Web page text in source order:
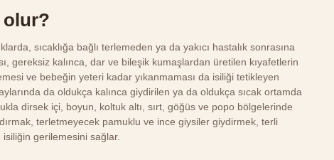
olur?
sıcaklığa bağlı terlemeden ya da yakıcı hastalık sonrasına
gereksiz kalınca, dar ve bileşik kumaşlardan üretilen kıyafetlerin
ve bebeğin yeteri kadar yıkanmaması da isiliği tetikleyen
da oldukça kalınca giydirilen ya da oldukça sıcak ortamda
dirsek içi, boyun, koltuk altı, sırt, göğüs ve popo bölgelerinde
terletmeyecek pamuklu ve ince giysiler giydirmek, terli
gerilemesini sağlar.